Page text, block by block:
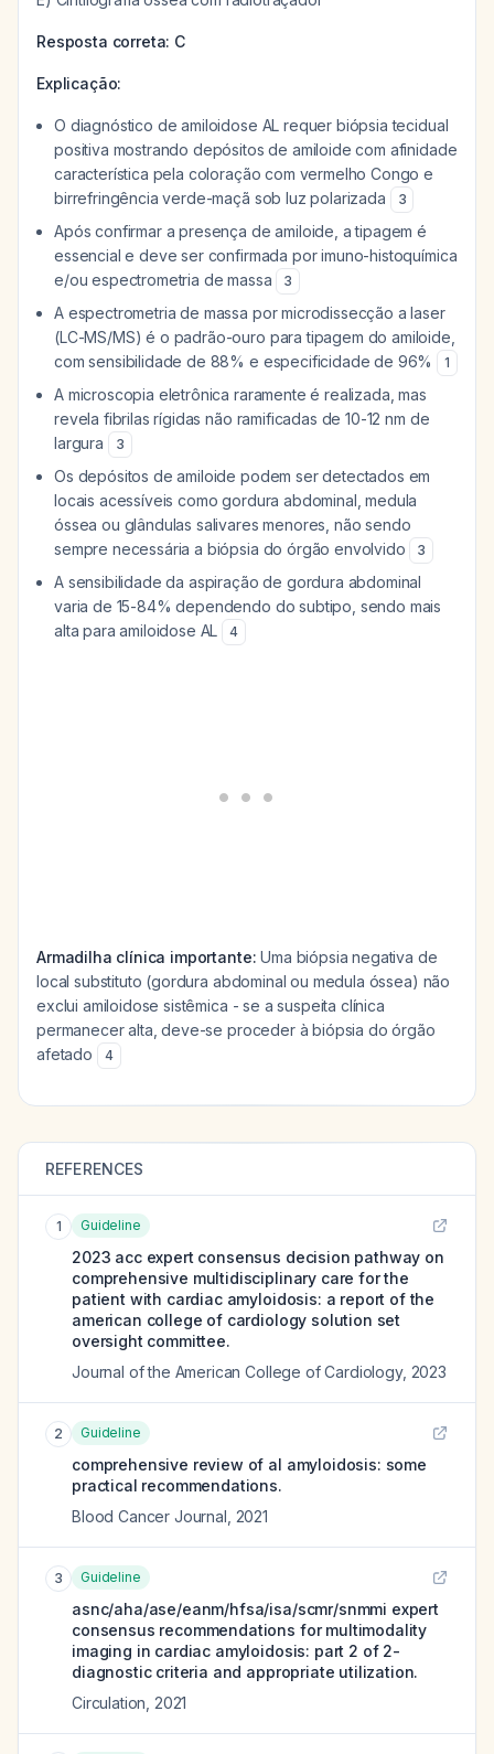
Resposta correta: C
Explicação:
O diagnóstico de amiloidose AL requer biópsia tecidual
positiva mostrando depósitos de amiloide com afinidade
característica pela coloração com vermelho Congo e
birrefringência verde-maçã sob luz polarizada
3
Após confirmar a presença de amiloide, a tipagem é
essencial e deve ser confirmada por imuno-histoquímica
e/ou espectrometria de massa
3
A espectrometria de massa por microdissecção a laser
(LC-MS/MS) é o padrão-ouro para tipagem do amiloide,
com sensibilidade de 88% e especificidade de 96%
1
A microscopia eletrônica raramente é realizada, mas
revela fibrilas rígidas não ramificadas de 10-12 nm de
largura
3
Os depósitos de amiloide podem ser detectados em
locais acessíveis como gordura abdominal, medula
óssea ou glândulas salivares menores, não sendo
sempre necessária a biópsia do órgão envolvido
3
A sensibilidade da aspiração de gordura abdominal
varia de 15-84% dependendo do subtipo, sendo mais
alta para amiloidose AL
4
Armadilha clínica importante: Uma biópsia negativa de
local substituto (gordura abdominal ou medula óssea) não
exclui amiloidose sistêmica - se a suspeita clínica
permanecer alta, deve-se proceder à biópsia do órgão
afetado
4
REFERENCES
1 Guideline
2023 acc expert consensus decision pathway on
comprehensive multidisciplinary care for the
patient with cardiac amyloidosis: a report of the
american college of cardiology solution set
oversight committee.
Journal of the American College of Cardiology, 2023
2 Guideline
comprehensive review of al amyloidosis: some
practical recommendations.
Blood Cancer Journal 2021
3 Guideline
asnc/aha/ase/eanm/hfsa/isa/scmr/snmmi expert
consensus recommendations for multimodality
imaging in cardiac amyloidosis: part 2 of 2-
diagnostic criteria and appropriate utilization.
Circulation 2021